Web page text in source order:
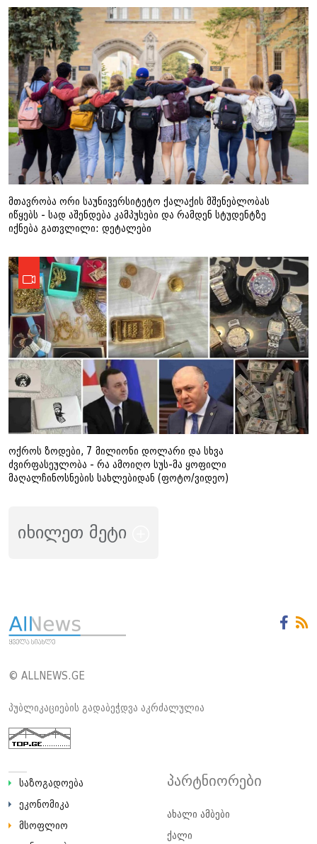
მთავრობა ორი საუნივერსიტეტო ქალაქის მშენებლობას
იწყებს - სად აშენდება კამპუსები და რამდენ სტუდენტზე
იქნება გათვლილი: დეტალები
ოქროს ზოდები, 7 მილიონი დოლარი და სხვა
ძვირფასეულობა - რა ამოიღო სუს-მა ყოფილი
მაღალჩინოსნების სახლებიდან (ფოტო/ვიდეო)
იხილეთ მეტი
© ALLNEWS.GE
პუბლიკაციების გადაბეჭდვა აკრძალულია
საზოგადოება
ეკონომიკა
მსოფლიო
პარტნიორები
ახალი ამბები
ქალი